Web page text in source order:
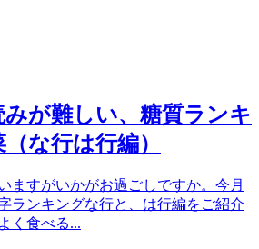
みが難しい、糖質ランキ
な行は行編）
ますがいかがお過ごしですか。今月
ランキングな行と、は行編をご紹介
く食べる...